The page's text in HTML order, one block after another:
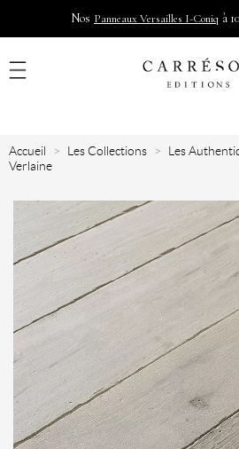
Nos Panneaux Versailles I-Coniq à
Accueil Les Collections Les
Verlaine